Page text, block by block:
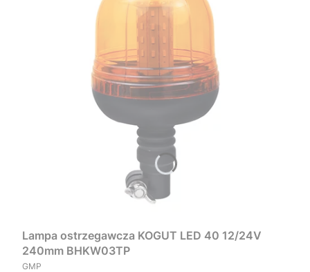
Lampa ostrzegawcza KOGUT LED 40 12/24V
240mm BHKW03TP
PRODUCENT
GMP